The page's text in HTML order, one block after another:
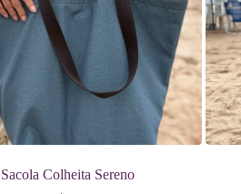
Sacola Colheita Sereno